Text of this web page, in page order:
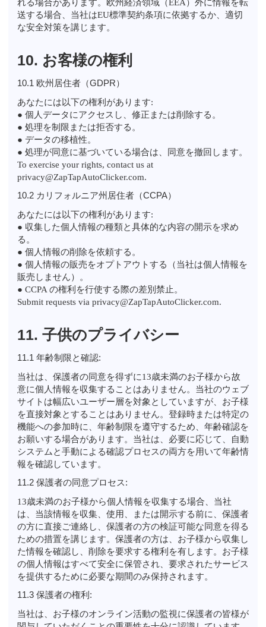
れる場合があります。欧州経済領域（EEA）外に情報を転
送する場合、当社はEU標準契約条項に依拠するか、適切
な安全対策を講じます。
10. お客様の権利
10.1 欧州居住者（GDPR）
あなたには以下の権利があります:
● 個人データにアクセスし、修正または削除する。
● 処理を制限または拒否する。
● データの移植性。
● 処理が同意に基づいている場合は、同意を撤回します。
To exercise your rights, contact us at
privacy@ZapTapAutoClicker.com.
10.2 カリフォルニア州居住者（CCPA）
あなたには以下の権利があります:
● 収集した個人情報の種類と具体的な内容の開示を求め
る。
● 個人情報の削除を依頼する。
● 個人情報の販売をオプトアウトする（当社は個人情報を
販売しません）。
● CCPA の権利を行使する際の差別禁止。
Submit requests via privacy@ZapTapAutoClicker.com.
11. 子供のプライバシー
11.1 年齢制限と確認:
当社は、保護者の同意を得ずに13歳未満のお子様から故
意に個人情報を収集することはありません。当社のウェブ
サイトは幅広いユーザー層を対象としていますが、お子様
を直接対象とすることはありません。登録時または特定の
機能への参加時に、年齢制限を遵守するため、年齢確認を
お願いする場合があります。当社は、必要に応じて、自動
システムと手動による確認プロセスの両方を用いて年齢情
報を確認しています。
11.2 保護者の同意プロセス:
13歳未満のお子様から個人情報を収集する場合、当社
は、当該情報を収集、使用、または開示する前に、保護者
の方に直接ご連絡し、保護者の方の検証可能な同意を得る
ための措置を講じます。保護者の方は、お子様から収集し
た情報を確認し、削除を要求する権利を有します。お子様
の個人情報はすべて安全に保管され、要求されたサービス
を提供するために必要な期間のみ保持されます。
11.3 保護者の権利:
当社は、お子様のオンライン活動の監視に保護者の皆様が